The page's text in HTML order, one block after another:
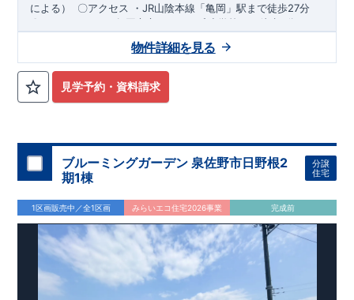
による）
​〇アクセス ・JR山陰本線「亀岡」駅まで徒歩27分
〇ロケーション
・亀岡市立つつじヶ丘小学校まで徒歩9分 ​・亀
・ひかり幼稚園まで徒歩12分​​〇この物件のおすすめ
ンを採用！​タッチレス水栓付きで、デザイン性・機能性共に
高です。 ​・1階のトイレはタンクレストイレで、スタイリッシ
備蓄が行え家事動線がスムーズなパントリー。​・土間収納に
は、アウトドアグッズ等様々な物を収納する事が出来ます！​・
２階のウォークインクローゼットには、衣類等たっぷり収納が
行えます！ ​ ​お気軽にご連絡ください！
営業所 ​TEL:075-394-5350 ​定休日：火・水・年末年始な
ど​
https://www.e-blooming.com/bukken/84975048/
見学予約・資料請求
物件詳細を見る
ブルーミングガーデン 泉佐野市日野根2
期1棟
分譲
住宅
1区画販売中／全1区画 みらいエコ住宅2026事業 完成前